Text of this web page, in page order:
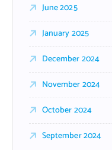
June 2025
January 2025
December 2024
November 2024
October 2024
September 2024